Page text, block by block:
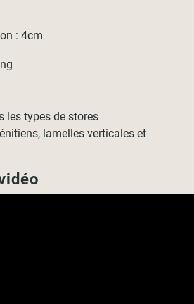
: 4cm
les types de stores
lamelles verticales et